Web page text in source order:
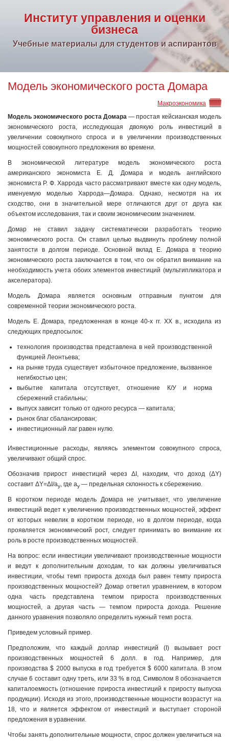
Институт управления и оценки
бизнеса
Учебные материалы для студентов и аспирантов
Модель экономического роста Домара
Макроэкономика
Модель экономического роста Домара— про­стая кейсианская модель
экономического роста, исследую­щая двоякую роль инвестиций в
увеличении совокупного спроса и в увеличении производственных
мощностей сово­купного предложения во времени.
В экономической литературе модель экономического ро­ста
американского экономиста Е. Д. Домара и модель анг­лийского
экономиста Р. Ф. Харрода часто рассматривают вместе как одну модель,
именуемую моделью Харрода—До­мара. Однако, несмотря на их
сходство, они в значительной мере отличаются друг от друга как
объектом исследования, так и своим экономическим значением.
Домар не ставил задачу систематически разработать теорию
экономического роста. Он ставил целью выдвинуть проблему полной
занятости в долгом периоде. Основной вклад Е. Домара в теорию
экономического роста заключа­ется в том, что он обратил внимание на
необходимость уче­та обоих элементов инвестиций (мультипликатора и
аксе­лератора).
Модель Домара является основным отправным пунктом для
современной теории экономического роста.
Модель Е. Домара, предложенная в конце 40-х гг. XX в., исходила из
следующих предпосылок:
технология производства представлена в ней произ­водственной
функцией Леонтьева;
на рынке труда существует избыточное предложение, вызванное
негибкостью цен;
выбытие капитала отсутствует, отношение К/У и нор­ма
сбережений стабильны;
выпуск зависит только от одного ресурса — капитала;
рынок благ сбалансирован;
инвестиционный лаг равен нулю.
Инвестиционные расходы, являясь элементом совокуп­ного спроса,
увеличивают общий спрос.
Обозначив прирост инвестиций через ΔI, находим, что доход (ΔY)
составит ΔY=ΔI/ay, где ay — предельная склонность к сбережению.
В коротком периоде модель Домара не учитывает, что уве­личение
инвестиций ведет к увеличению производственных мощностей, эффект
от которых невелик в коротком периоде, но в долгом периоде, когда
проявляется экономический рост, следует принимать во внимание их
роль в росте произ­водственных мощностей.
На вопрос: если инвестиции увеличивают производст­венные мощности
и ведут к дополнительным доходам, то как должны увеличиваться
инвестиции, чтобы темп прироста дохода был равен темпу прироста
производственных мощно­стей? Домар ответил уравнением, в котором
одна часть пред­ставлена темпом прироста производственных
мощностей, а другая часть — темпом прироста дохода. Решение
данного уравнения позволяло определить нужный темп роста.
Приведем условный пример.
Предположим, что каждый доллар инвестиций (I) вызы­вает рост
производственных мощностей 6 долл. в год. На­пример, для
производства $ 2000 выпуска в год требуется $ 6000 капитала. В этом
случае 6 составит одну треть, или 33 % в год. Символом 8 обозначается
капиталоемкость (от­ношение прироста инвестиций к приросту выпуска
продук­ции). Исходя из этого, производственные мощности возрастут на
18, что и является эффектом от инвестиций и выступает стороной
предложения в уравнении.
Чтобы занять дополнительные мощности, спрос должен увеличиться на